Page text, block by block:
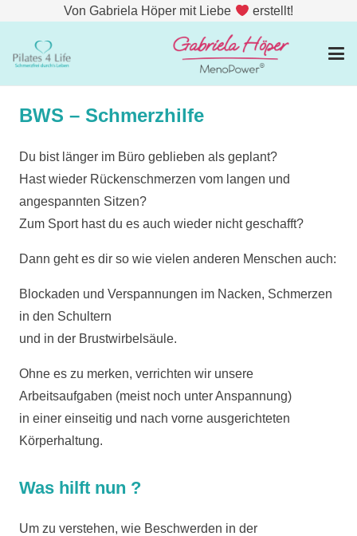
Von Gabriela Höper mit Liebe erstellt!
BWS – Schmerzhilfe
Du bist länger im Büro geblieben als geplant?
Hast wieder Rückenschmerzen vom langen und
angespannten Sitzen?
Zum Sport hast du es auch wieder nicht geschafft?
Dann geht es dir so wie vielen anderen Menschen auch:
Blockaden und Verspannungen im Nacken, Schmerzen
in den Schultern
und in der Brustwirbelsäule.
Ohne es zu merken, verrichten wir unsere
Arbeitsaufgaben (meist noch unter Anspannung)
in einer einseitig und nach vorne ausgerichteten
Körperhaltung.
Was hilft nun ?
Um zu verstehen, wie Beschwerden in der